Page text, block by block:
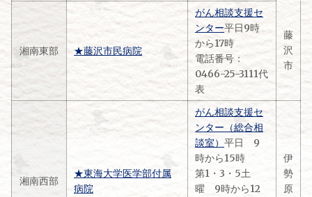
湘南東部 ★藤沢市民病院
がん相談支援セ
ンター平日9時
から17時
電話番号：
0466-25-3111代
表
藤
沢
市
湘南西部
★東海大学医学部付属
病院
がん相談支援セ
ンター（総合相
談室） 平日 9
時から15時
第1・3・5土
曜 9時から12
伊
勢
原